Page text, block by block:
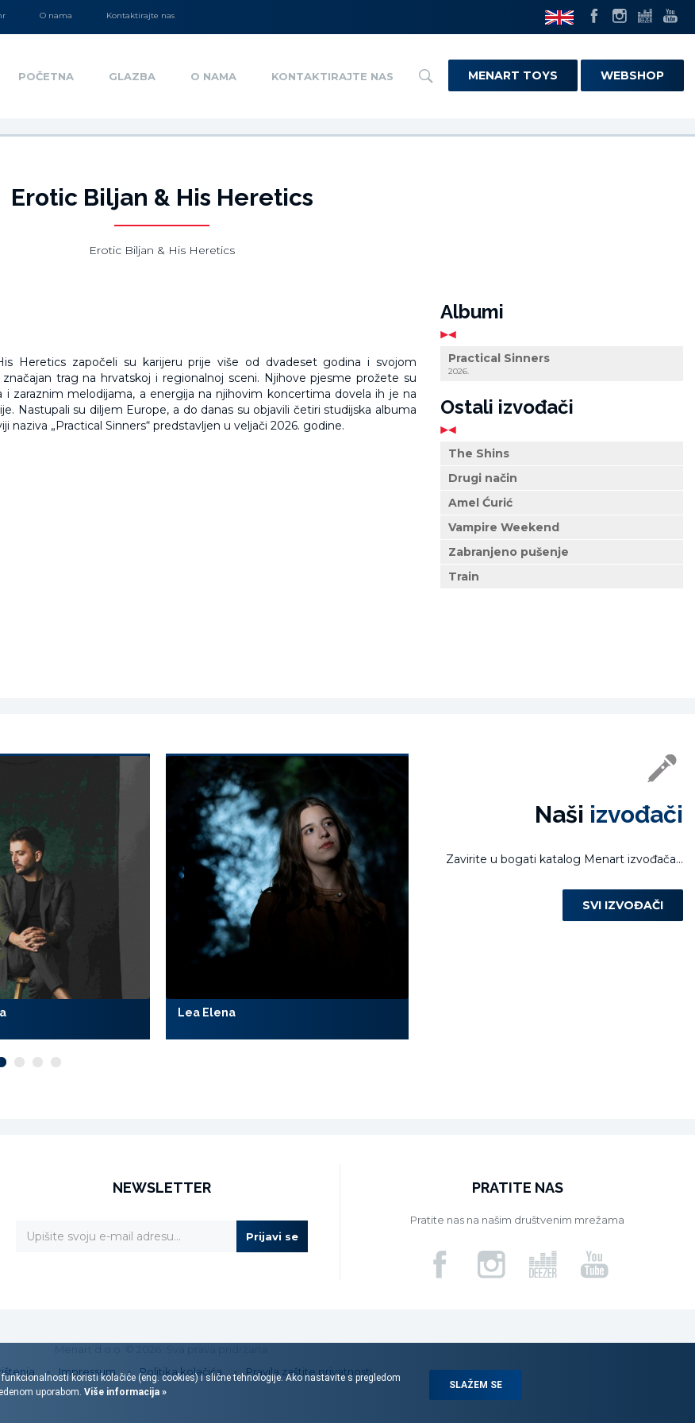
O nama Kontaktirajte nas
POČETNA GLAZBA O NAMA KONTAKTIRAJTE NAS MENART TOYS WEBSHOP
Erotic Biljan & His Heretics
Erotic Biljan & His Heretics
Heretics započeli su karijeru prije više od dvadeset godina i svojom
trag na hrvatskoj i regionalnoj sceni. Njihove pjesme prožete su
zaraznim melodijama, a energija na njihovim koncertima dovela ih je na
Nastupali su diljem Europe, a do danas su objavili četiri studijska albuma
naziva „Practical Sinners“ predstavljen u veljači 2026. godine.
Albumi
Practical Sinners
2026.
Ostali izvođači
The Shins
Drugi način
Amel Ćurić
Vampire Weekend
Zabranjeno pušenje
Train
Naši izvođači
Zavirite u bogati katalog Menart izvođača...
SVI IZVOĐAČI
Lea Elena
NEWSLETTER
Prijavi se
PRATITE NAS
Pratite nas na našim društvenim mrežama
Impressum Politika kolačića Pravila zaštite privatnosti
koristi kolačiće (eng. cookies) i slične tehnologije. Ako nastavite s pregledom
uporabom. Više informacija »
SLAŽEM SE